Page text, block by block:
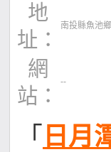
地
址：
南投縣魚池
網
站：
--
「 日月